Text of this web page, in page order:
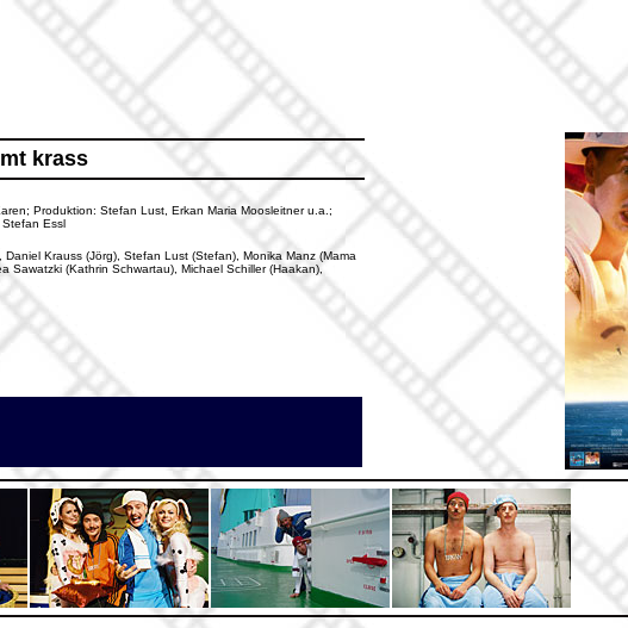
krass
Produktion: Stefan Lust, Erkan Maria Moosleitner u.a.;
Essl
Krauss (Jörg), Stefan Lust (Stefan), Monika Manz (Mama
Sawatzki (Kathrin Schwartau), Michael Schiller (Haakan),